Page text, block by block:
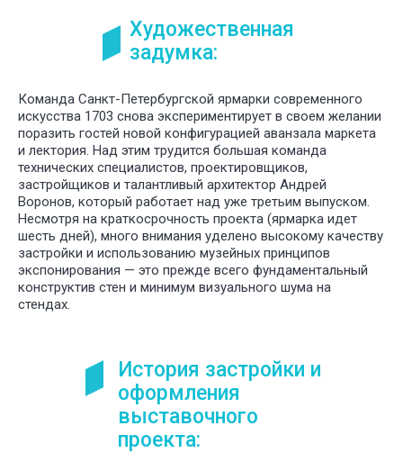
Художественная
задумка:
Команда Санкт-Петербургской ярмарки современного
искусства 1703 снова экспериментирует в своем желании
поразить гостей новой конфигурацией аванзала маркета
и лектория. Над этим трудится большая команда
технических специалистов, проектировщиков,
застройщиков и талантливый архитектор Андрей
Воронов, который работает над уже третьим выпуском.
Несмотря на краткосрочность проекта (ярмарка идет
шесть дней), много внимания уделено высокому качеству
застройки и использованию музейных принципов
экспонирования — это прежде всего фундаментальный
конструктив стен и минимум визуального шума на
стендах.
История застройки и
оформления
выставочного
проекта: